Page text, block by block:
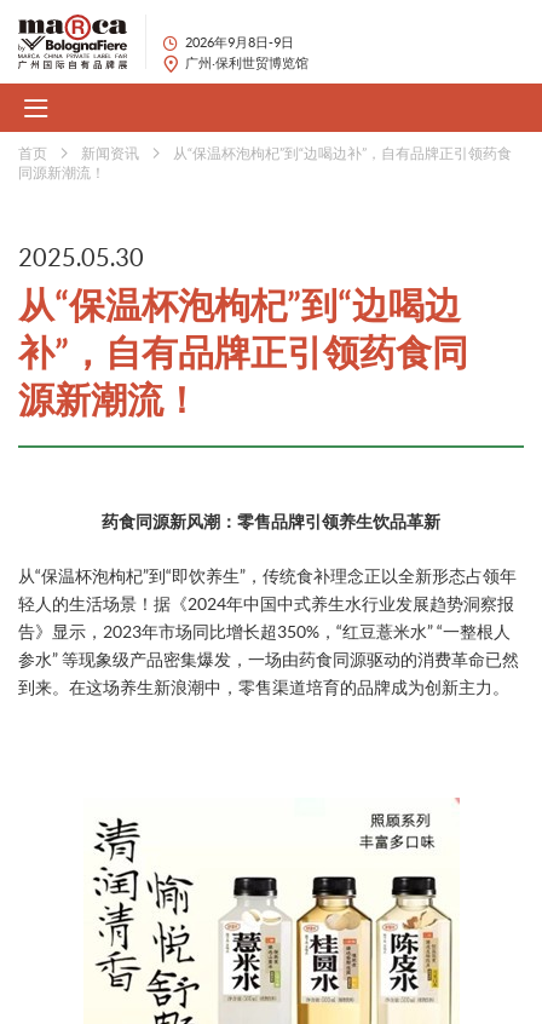
2026年9月8日-9日
广州·保利世贸博览馆
首页 新闻资讯
从“保温杯泡枸杞”到“边喝边补”，自有品牌正引领药食
同源新潮流！
2025.05.30
从“保温杯泡枸杞”到“边喝边
补”，自有品牌正引领药食同
源新潮流！
药食同源新风潮：零售品牌引领养生饮品革新​
从“保温杯泡枸杞”到“即饮养生”，传统食补理念正以全新形态占领年
轻人的生活场景！据《2024年中国中式养生水行业发展趋势洞察报
告》显示，2023年市场同比增长超350%，​​“红豆薏米水” “一整根人
参水”​​ 等现象级产品密集爆发，一场由药食同源驱动的消费革命已然
到来。在这场养生新浪潮中，零售渠道培育的品牌成为创新主力。